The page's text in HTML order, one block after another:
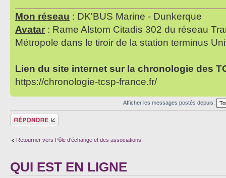
Mon réseau : DK'BUS Marine - Dunkerque
Avatar : Rame Alstom Citadis 302 du réseau
Métropole dans le tiroir de la station terminus
Lien du site internet sur la chronologie des
https://chronologie-tcsp-france.fr/
Afficher les messages postés depuis:
Répondre
Retourner vers Pôle d'échange et des associations
QUI EST EN LIGNE